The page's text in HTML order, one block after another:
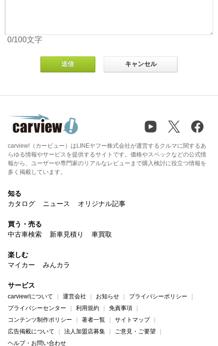
0/100文字
carview!（カービュー）はLINEヤフー株式会社が運営するクルマに関するあ
らゆる情報やサービスを提供するサイトです。価格やスペックなどの公式情
報から、ユーザーや専門家のリアルなレビューまで購入検討に役立つ情報を
多く掲載しています。
知る
カタログ
ニュース オリジナル記事
買う・売る
中古車検索
新車見積り 車買取
楽しむ
マイカー
みんカラ
サービス
carview!について 運営会社 お知らせ
プライバシーポリシー
プライバシーセンター
利用規約
免責事項
コンテンツ制作ポリシー
著者一覧
サイトマップ
広告掲載について
法人加盟店募集
ご意見・ご要望
ヘルプ・お問い合わせ